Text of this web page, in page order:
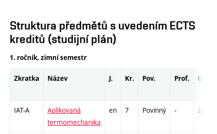
Struktura předmětů s uvedením ECTS
kreditů (studijní plán)
1. ročník, zimní semestr
Zkratka Název J. Kr. Pov. Prof. Uk.
IAT-A
Aplikovaná
termomechanika
en 7 Povinný - zá,zk